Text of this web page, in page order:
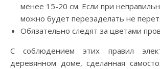
менее 15-20 см. Если при
можно будет перезаделать не
Обязательно следят за цветами
С соблюдением этих правил
деревянном доме, сделанная